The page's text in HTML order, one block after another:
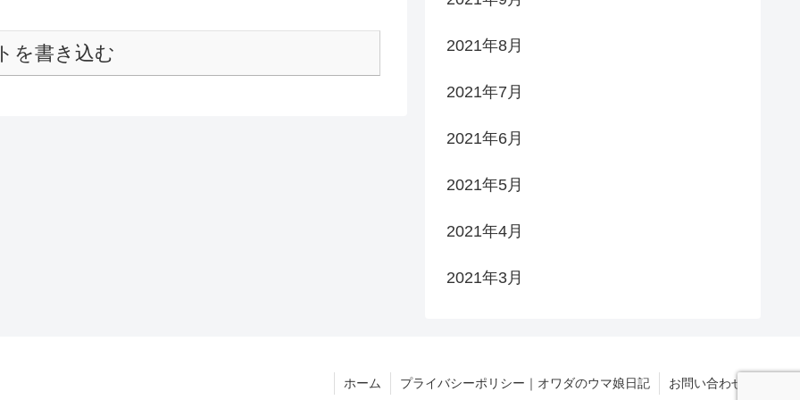
を書き込む 2021年8月
2021年7月
2021年6月
2021年5月
2021年4月
2021年3月
ホーム プライバシーポリシー｜オワダのウマ娘日記 お問い合わせ